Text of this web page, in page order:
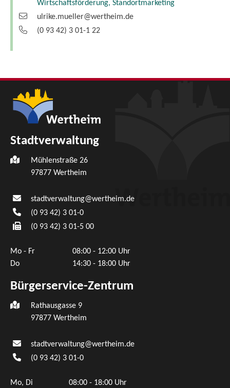
Wirtschaftsförderung, Standortmarketing
ulrike.mueller@wertheim.de
(0 93 42) 3 01-1 22
Stadtverwaltung
Mühlenstraße 26
97877 Wertheim
stadtverwaltung@wertheim.de
(0 93 42) 3 01-0
(0 93 42) 3 01-5 00
Mo - Fr
08:00 - 12:00 Uhr
Do
14:30 - 18:00 Uhr
Bürgerservice-Zentrum
Rathausgasse 9
97877 Wertheim
stadtverwaltung@wertheim.de
(0 93 42) 3 01-0
Mo, Di
08:00 - 18:00 Uhr